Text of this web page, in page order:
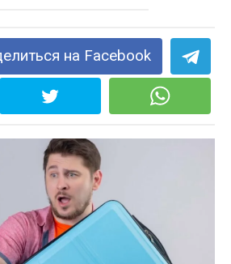
на Facebook